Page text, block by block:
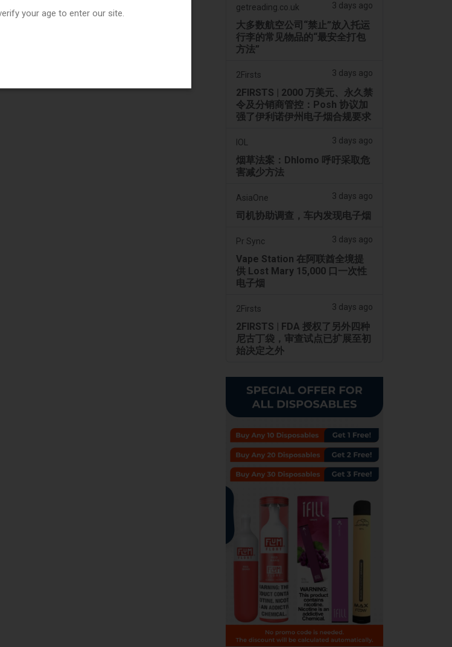
getreading.co.uk 3 days ago
大多数航空公司“禁止”放入托运
行李的常见物品的“最安全打包
方法”
2Firsts 3 days ago
2FIRSTS | 2000 万美元、永久禁
令及分销商管控：Posh 协议加
强了伊利诺伊州电子烟合规要求
IOL 3 days ago
烟草法案：Dhlomo 呼吁采取危
害减少方法
AsiaOne 3 days ago
司机协助调查，车内发现电子烟
Pr Sync 3 days ago
Vape Station 在阿联酋全境提
供 Lost Mary 15,000 口一次性
电子烟
2Firsts 3 days ago
2FIRSTS | FDA 授权了另外四种
尼古丁袋，审查试点已扩展至初
始决定之外
your age to enter our site.